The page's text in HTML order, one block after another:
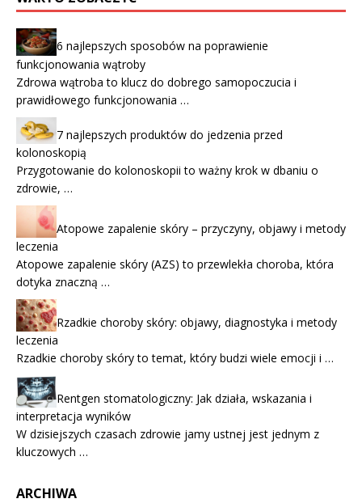
6 najlepszych sposobów na poprawienie
funkcjonowania wątroby
Zdrowa wątroba to klucz do dobrego samopoczucia i
prawidłowego funkcjonowania …
7 najlepszych produktów do jedzenia przed
kolonoskopią
Przygotowanie do kolonoskopii to ważny krok w dbaniu o
zdrowie, …
Atopowe zapalenie skóry – przyczyny, objawy i metody
leczenia
Atopowe zapalenie skóry (AZS) to przewlekła choroba, która
dotyka znaczną …
Rzadkie choroby skóry: objawy, diagnostyka i metody
leczenia
Rzadkie choroby skóry to temat, który budzi wiele emocji i …
Rentgen stomatologiczny: Jak działa, wskazania i
interpretacja wyników
W dzisiejszych czasach zdrowie jamy ustnej jest jednym z
kluczowych …
ARCHIWA